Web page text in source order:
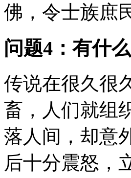
佛，令士族庶
问题4：有什
传说在很久很
畜，人们就组
落人间，却意
后十分震怒，